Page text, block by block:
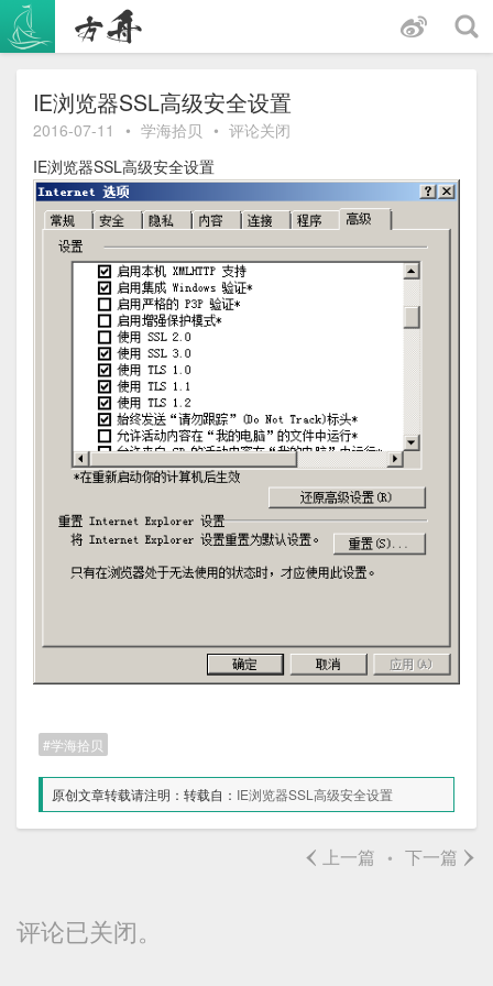
内
IE浏览器SSL高级安全设置
2016-07-11 • 学海拾贝 • 评论关闭
IE浏览器SSL高级安全设置
学海拾贝
原创文章转载请注明：转载自： IE浏览器SSL高级安全设置
‹ 上一篇 • 下一篇 ›
评论已关闭。